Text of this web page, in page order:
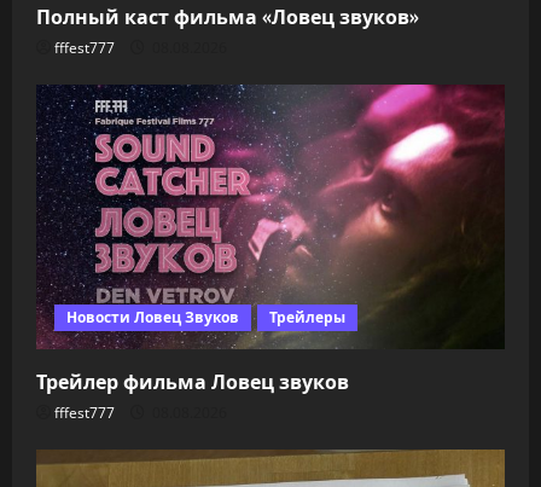
Полный каст фильма «Ловец звуков»
fffest777
Новости Ловец Звуков Трейлеры
Трейлер фильма Ловец звуков
fffest777